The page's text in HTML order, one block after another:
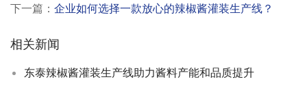
下一篇： 企业如何选择一款放心的辣椒酱灌装生产线？
相关新闻
东泰辣椒酱灌装生产线助力酱料产能和品质提升